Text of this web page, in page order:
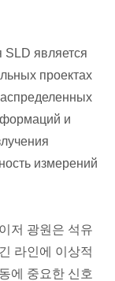
является
проектах
и
измерений
저 광원은 석유
라인에 이상적
에 중요한 신호